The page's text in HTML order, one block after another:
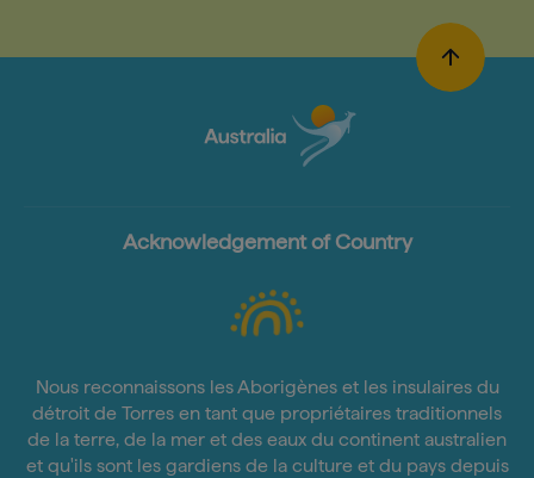
Acknowledgement of Country
Nous reconnaissons les Aborigènes et les insulaires du
détroit de Torres en tant que propriétaires traditionnels
de la terre, de la mer et des eaux du continent australien
et qu'ils sont les gardiens de la culture et du pays depuis